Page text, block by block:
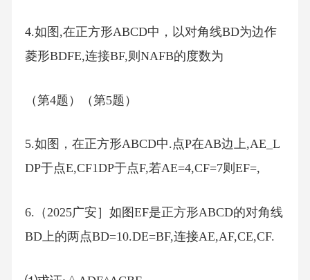
4.如图,在正方形ABCD中，以对角线BD为边作
菱形BDFE,连接BF,则NAFB的度数为
（第4题）（第5题）
5.如图，在正方形ABCD中.点P在AB边上,AE_L
DP于点E,CF1DP于点F,若AE=4,CF=7则EF=,
6.（2025广安］如图EF是正方形ABCD的对角线
BD上的两点BD=10.DE=BF,连接AE,AF,CE,CF.